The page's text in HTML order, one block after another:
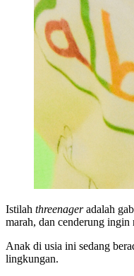
Istilah threenageradalah
marah, dan cenderung ingin
Anak di usia ini sedang
lingkungan.